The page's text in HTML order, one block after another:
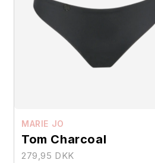
MARIE JO
Tom Charcoal
279,95 DKK